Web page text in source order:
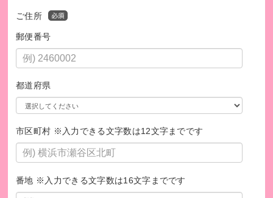
皆さまの想いを活動に繋げます
シャプラニール公式ウェブサイトhttps://www.shaplaneer.or
g/
ご住所
郵便番号
都道府県
市区町村 ※入力できる文字数は12文字までです
番地 ※入力できる文字数は16文字までです